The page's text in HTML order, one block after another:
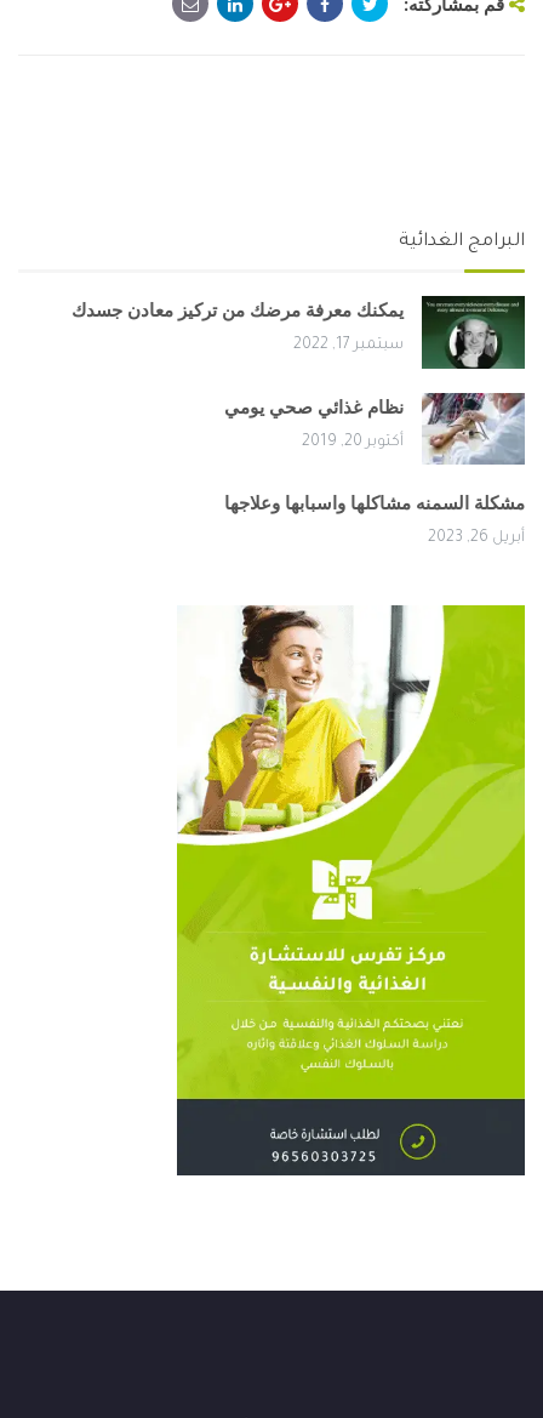
البرامج الغدائية
يمكنك معرفة مرضك من تركيز معادن جسدك
سبتمبر 17, 2022
نظام غذائي صحي يومي
أكتوبر 20, 2019
مشكلة السمنه مشاكلها واسبابها وعلاجها
أبريل 26, 2023